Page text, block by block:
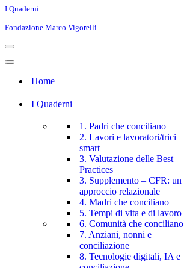
I Quaderni
Fondazione Marco Vigorelli
Menu
di
Menu
navigazione
Home
I Quaderni
1. Padri che conciliano
2. Lavori e lavoratori/trici
smart
3. Valutazione delle Best
Practices
3. Supplemento – CFR: un
approccio relazionale
4. Madri che conciliano
5. Tempi di vita e di lavoro
6. Comunità che conciliano
7. Anziani, nonni e
conciliazione
8. Tecnologie digitali, IA e